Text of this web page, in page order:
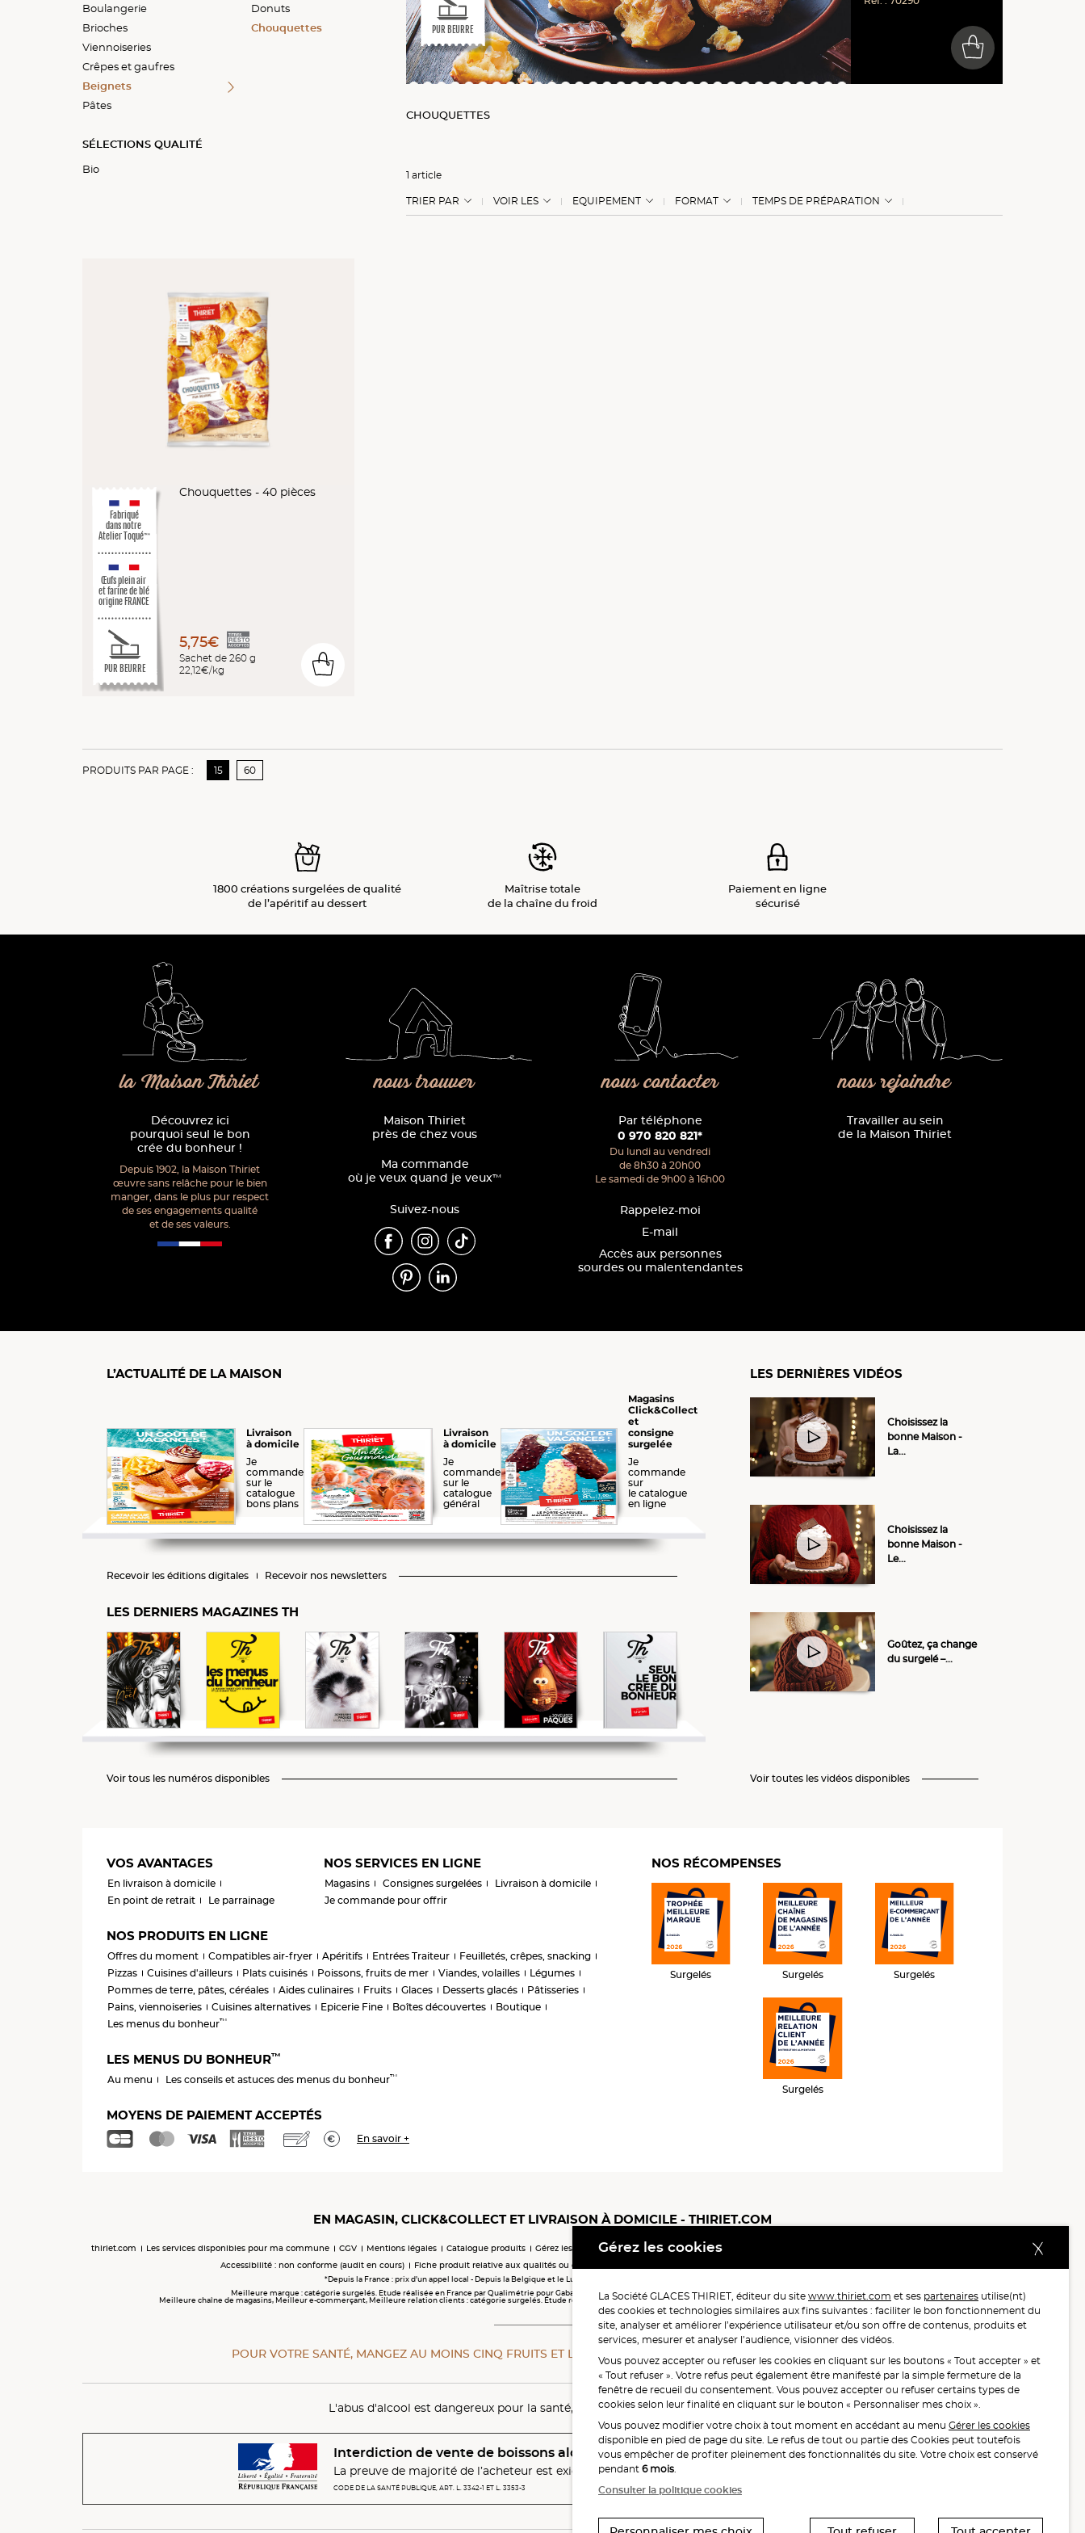
Boulangerie
Brioches
Viennoiseries
Crêpes et gaufres
Beignets
Pâtes
SÉLECTIONS QUALITÉ
Bio
Petits pains
Pains spéciaux
Briochettes
Les classiques
Galettes et blinis
Gaufres
Donuts
Chouquettes
Pâtes à pizza
Croûtes à bouchées
PUR BEURRE
0
CHOUQUETTES
1 article
TRIER PAR VOIR LES EQUIPEMENT FORMAT TEMPS DE PRÉPARATION
Fabriqué
dans notre
Atelier Toqué™*
PUR BEURRE
Œufs plein air
et farine de blé
origine FRANCE
Chouquettes - 40 pièces
5,75€
Sachet de 260 g
22,12€/kg
0
PRODUITS PAR PAGE : 15 60
1800 créations surgelées de qualité
de l’apéritifau dessert
Maîtrise totale
de la chaîne du froid
Paiementen ligne
sécurisé
la Maison Thiriet
Découvrez ici
pourquoi seul le bon
crée du bonheur !
Depuis 1902, la Maison Thiriet
œuvre sans relâche pour le bien
manger, dans le plus pur respect
de ses engagements qualité
et de ses valeurs.
nous trouver
Maison Thiriet
près de chez vous
Ma commande
où je veux quand je veux™
Suivez-nous
nous contacter
Par téléphone
0 970 820 821*
Du lundi au vendredi
de 8h30 à 20h00
Le samedi de 9h00 à 16h00
Rappelez-moi
E-mail
Accès aux personnes
sourdes ou malentendantes
nous rejoindre
Travailler au sein
de la Maison Thiriet
L’ACTUALITÉ DE LA MAISON
Livraison
à domicile
Je
commande
sur le
catalogue
bons plans
Livraison
à domicile
Je
commande
sur le
catalogue
général
Magasins
Click&Collect
et
consigne
surgelée
Je
commande
sur
le catalogue
en ligne
Recevoir les éditions digitales Recevoir nos newsletters
LES DERNIERS MAGAZINES TH
Voir tous les numéros disponibles
LES DERNIÈRES VIDÉOS
Choisissez la
bonne Maison -
La...
Choisissez la
bonne Maison -
Le...
Goûtez, ça change
du surgelé –...
Voir toutes les vidéos disponibles
VOS AVANTAGES
En livraison à domicile
En point de retrait
Le parrainage
NOS SERVICES EN LIGNE
Magasins Consignes surgelées
Livraison à domicile
Je commande pour offrir
NOS PRODUITS EN LIGNE
Offres du moment Compatibles air-fryer Apéritifs Entrées Traiteur
Feuilletés, crêpes, snacking
Pizzas
Cuisines d'ailleurs Plats cuisinés Poissons, fruits de mer Viandes, volailles
Légumes
Pommes de terre, pâtes, céréales
Aides culinaires Fruits Glaces Desserts glacés
Pâtisseries
Pains, viennoiseries
Cuisines alternatives Epicerie Fine Boîtes découvertes
Boutique
Les menus du bonheur™
LES MENUS DU BONHEUR™
Au menu Les conseils et astuces des menus du bonheur™
MOYENS DE PAIEMENT ACCEPTÉS
En savoir +
NOS RÉCOMPENSES
Surgelés Surgelés Surgelés
Surgelés
EN MAGASIN, CLICK&COLLECT ET LIVRAISON À DOMICILE - THIRIET.COM
thiriet.com Les services disponibles pour ma commune CGV Mentions légales Catalogue produits Gérez les cookies Charte cookies Médiation
Accessibilité : non conforme (audit en cours)
Fiche produit relative aux qualités ou caractéristiques environnementales
*Depuis la France : prix d’un appel local - Depuis la Belgique et le Luxembourg (préfixe 00 33) : tarifs selon opérateurs.
Meilleure marque : catégorie surgelés. Etude réalisée en France par Qualimétrie pour Gabaon du 28 octobre 2025 au 02 février 2026 auprès de 122 503 consommateurs.
Meilleure chaîne de magasins, Meilleur e-commerçant, Meilleure relation clients : catégorie surgelés. Étude réalisée en France par Qualimétrie pour Gabaon du 27 Mars au 07 Juillet 2025 sur 1 246 417 votes.
POUR VOTRE SANTÉ, MANGEZ AU MOINS CINQ FRUITS ET LÉGUMES PAR JOUR. WWW.MANGERBOUGER.FR
L'abus d'alcool est dangereux pour la santé, à consommer avec modération.
Interdiction de vente de boissons alcooliques aux mineurs de moins de 18 ans
La preuve de majorité de l’acheteur est exigée au moment de la vente en ligne.
CODE DE LA SANTÉ PUBLIQUE, ART. L. 3342-1 ET L. 3353-3
Gérez les cookies
La Société GLACES THIRIET, éditeur du site www.thiriet.com et ses partenaires utilise(nt)
des cookies et technologies similaires aux fins suivantes : faciliter le bon fonctionnement du
site, analyser et améliorer l’expérience utilisateur et/ou son offre de contenus, produits et
services, mesurer et analyser l’audience, visionner des vidéos.
Vous pouvez accepter ou refuser les cookies en cliquant sur les boutons « Tout accepter » et
« Tout refuser ». Votre refus peut également être manifesté par la simple fermeture de la
fenêtre de recueil du consentement. Vous pouvez accepter ou refuser certains types de
cookies selon leur finalité en cliquant sur le bouton « Personnaliser mes choix ».
Vous pouvez modifier votre choix à tout moment en accédant au menu Gérer les cookies
disponible en pied de page du site. Le refus de tout ou partie des Cookies peut toutefois
vous empêcher de profiter pleinement des fonctionnalités du site. Votre choix est conservé
pendant 6 mois.
Consulter la politique cookies